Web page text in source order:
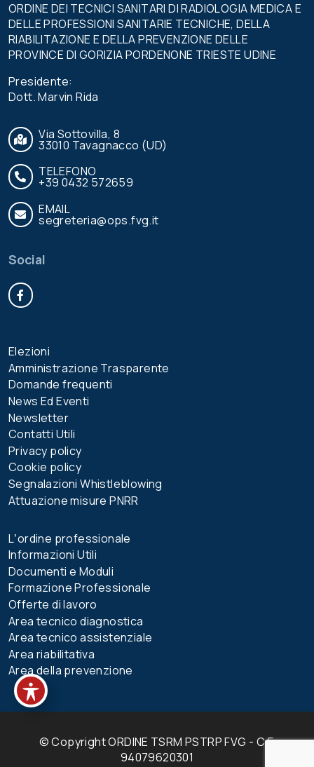
ORDINE DEI TECNICI SANITARI DI RADIOLOGIA MEDICA E
DELLE PROFESSIONI SANITARIE TECNICHE, DELLA
RIABILITAZIONE E DELLA PREVENZIONE DELLE
PROVINCE DI GORIZIA PORDENONE TRIESTE UDINE
Presidente:
Dott. Marvin Rida
Via Sottovilla, 8
33010 Tavagnacco (UD)
TELEFONO
+39 0432 572659
EMAIL
segreteria@ops.fvg.it
Social
Elezioni
Amministrazione Trasparente
Domande frequenti
News Ed Eventi
Newsletter
Contatti Utili
Privacy policy
Cookie policy
Segnalazioni Whistleblowing
Attuazione misure PNRR
Lʼordine professionale
Informazioni Utili
Documenti e Moduli
Formazione Professionale
Offerte di lavoro
Area tecnico diagnostica
Area tecnico assistenziale
Area riabilitativa
Area della prevenzione
© Copyright ORDINE TSRM PSTRP FVG - C.F.
94079620301